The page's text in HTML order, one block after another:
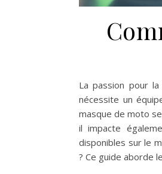
La passion pour
nécessite un
masque de moto
il impacte
disponibles sur le
? Ce guide aborde